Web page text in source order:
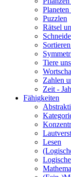
Puzzlen
Rätsel
Tiere
Zahlen
Zeit -
Fähigkeiten
Lesen